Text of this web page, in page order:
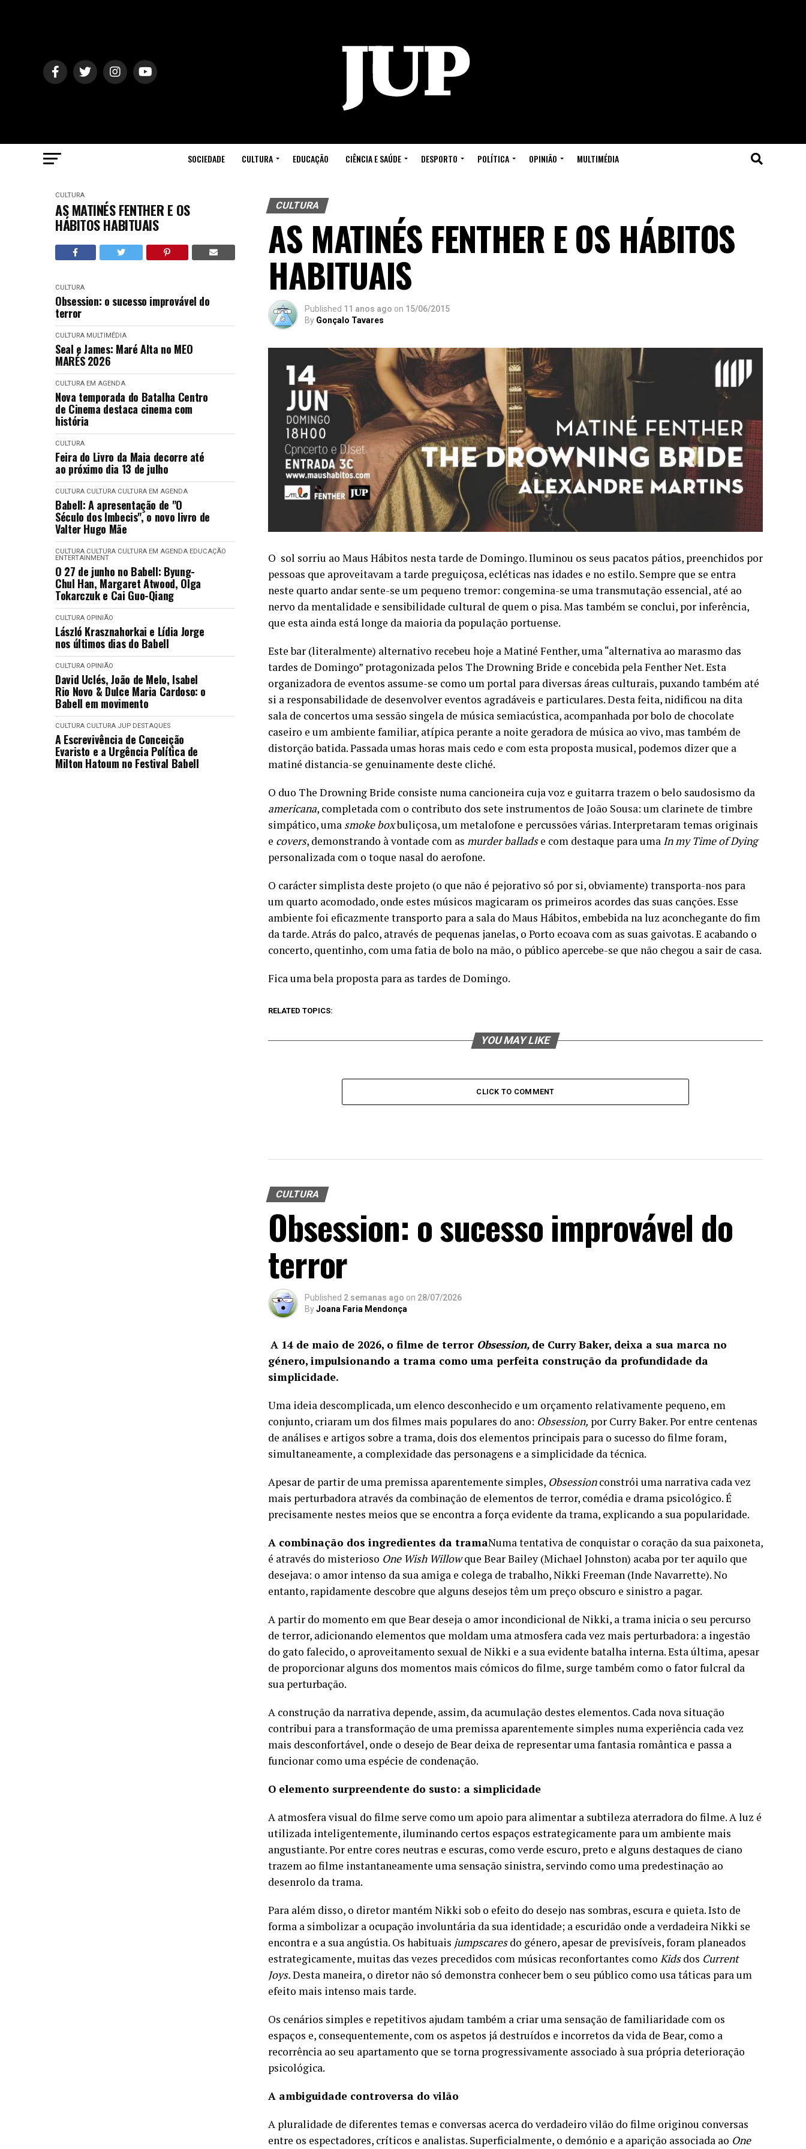
SOCIEDADE CULTURA EDUCAÇÃO CIÊNCIA E SAÚDE DESPORTO POLÍTICA OPINIÃO MULTIMÉDIA
CULTURA
AS MATINÉS FENTHER E OS
HÁBITOS HABITUAIS
CULTURA
Obsession: o sucesso improvável do
terror
CULTURA MULTIMÉDIA
Seal e James: Maré Alta no MEO
MARÉS 2026
CULTURA EM AGENDA
Nova temporada do Batalha Centro
de Cinema destaca cinema com
história
CULTURA
Feira do Livro da Maia decorre até
ao próximo dia 13 de julho
CULTURA CULTURA CULTURA EM AGENDA
Babell: A apresentação de "O
Século dos Imbecis", o novo livro de
Valter Hugo Mãe
CULTURA CULTURA CULTURA EM AGENDA EDUCAÇÃO
ENTERTAINMENT
O 27 de junho no Babell: Byung-
Chul Han, Margaret Atwood, Olga
Tokarczuk e Cai Guo-Qiang
CULTURA OPINIÃO
László Krasznahorkai e Lídia Jorge
nos últimos dias do Babell
CULTURA OPINIÃO
David Uclés, João de Melo, Isabel
Rio Novo & Dulce Maria Cardoso: o
Babell em movimento
CULTURA CULTURA JUP DESTAQUES
A Escrevivência de Conceição
Evaristo e a Urgência Política de
Milton Hatoum no Festival Babell
CULTURA
AS MATINÉS FENTHER E OS HÁBITOS
HABITUAIS
Published 11 anos ago on 15/06/2015
By Gonçalo Tavares
O sol sorriu ao Maus Hábitos nesta tarde de Domingo. Iluminou os seus pacatos pátios, preenchidos por
pessoas que aproveitavam a tarde preguiçosa, ecléticas nas idades e no estilo. Sempre que se entra
neste quarto andar sente-se um pequeno tremor: congemina-se uma transmutação essencial, até ao
nervo da mentalidade e sensibilidade cultural de quem o pisa. Mas também se conclui, por inferência,
que esta ainda está longe da maioria da população portuense.
Este bar (literalmente) alternativo recebeu hoje a Matiné Fenther, uma “alternativa ao marasmo das
tardes de Domingo” protagonizada pelos The Drowning Bride e concebida pela Fenther Net. Esta
organizadora de eventos assume-se como um portal para diversas áreas culturais, puxando também até
si a responsabilidade de desenvolver eventos agradáveis e particulares. Desta feita, nidificou na dita
sala de concertos uma sessão singela de música semiacústica, acompanhada por bolo de chocolate
caseiro e um ambiente familiar, atípica perante a noite geradora de música ao vivo, mas também de
distorção batida. Passada umas horas mais cedo e com esta proposta musical, podemos dizer que a
matiné distancia-se genuinamente deste cliché.
O duo The Drowning Bride consiste numa cancioneira cuja voz e guitarra trazem o belo saudosismo da
americana, completada com o contributo dos sete instrumentos de João Sousa: um clarinete de timbre
simpático, uma smoke boxbuliçosa, um metalofone e percussões várias. Interpretaram temas originais
e covers, demonstrando à vontade com as murder balladse com destaque para uma In my Time of Dying
personalizada com o toque nasal do aerofone.
O carácter simplista deste projeto (o que não é pejorativo só por si, obviamente) transporta-nos para
um quarto acomodado, onde estes músicos magicaram os primeiros acordes das suas canções. Esse
ambiente foi eficazmente transporto para a sala do Maus Hábitos, embebida na luz aconchegante do fim
da tarde. Atrás do palco, através de pequenas janelas, o Porto ecoava com as suas gaivotas. E acabando o
concerto, quentinho, com uma fatia de bolo na mão, o público apercebe-se que não chegou a sair de casa.
Fica uma bela proposta para as tardes de Domingo.
RELATED TOPICS:
YOU MAY LIKE
CLICK TO COMMENT
CULTURA
Obsession: o sucesso improvável do
terror
Published 2 semanas ago on 28/07/2026
ByJoana Faria Mendonça
A 14 de maio de 2026, o filme de terror Obsession, de Curry Baker, deixa a sua marca no
género, impulsionando a trama como uma perfeita construção da profundidade da
simplicidade.
Uma ideia descomplicada, um elenco desconhecido e um orçamento relativamente pequeno, em
conjunto, criaram um dos filmes mais populares do ano: Obsession, por Curry Baker. Por entre centenas
de análises e artigos sobre a trama, dois dos elementos principais para o sucesso do filme foram,
simultaneamente, a complexidade das personagens e a simplicidade da técnica.
Apesar de partir de uma premissa aparentemente simples, Obsessionconstrói uma narrativa cada vez
mais perturbadora através da combinação de elementos de terror, comédia e drama psicológico. É
precisamente nestes meios que se encontra a força evidente da trama, explicando a sua popularidade.
A combinação dos ingredientes da tramaNuma tentativa de conquistar o coração da sua paixoneta,
é através do misterioso One Wish Willowque Bear Bailey (Michael Johnston) acaba por ter aquilo que
desejava: o amor intenso da sua amiga e colega de trabalho, Nikki Freeman (Inde Navarrette). No
entanto, rapidamente descobre que alguns desejos têm um preço obscuro e sinistro a pagar.
A partir do momento em que Bear deseja o amor incondicional de Nikki, a trama inicia o seu percurso
de terror, adicionando elementos que moldam uma atmosfera cada vez mais perturbadora: a ingestão
do gato falecido, o aproveitamento sexual de Nikki e a sua evidente batalha interna. Esta última, apesar
de proporcionar alguns dos momentos mais cómicos do filme, surge também como o fator fulcral da
sua perturbação.
A construção da narrativa depende, assim, da acumulação destes elementos. Cada nova situação
contribui para a transformação de uma premissa aparentemente simples numa experiência cada vez
mais desconfortável, onde o desejo de Bear deixa de representar uma fantasia romântica e passa a
funcionar como uma espécie de condenação.
O elemento surpreendente do susto: a simplicidade
A atmosfera visual do filme serve como um apoio para alimentar a subtileza aterradora do filme. A luz é
utilizada inteligentemente, iluminando certos espaços estrategicamente para um ambiente mais
angustiante. Por entre cores neutras e escuras, como verde escuro, preto e alguns destaques de ciano
trazem ao filme instantaneamente uma sensação sinistra, servindo como uma predestinação ao
desenrolo da trama.
Para além disso, o diretor mantém Nikki sob o efeito do desejo nas sombras, escura e quieta. Isto de
forma a simbolizar a ocupação involuntária da sua identidade; a escuridão onde a verdadeira Nikki se
encontra e a sua angústia. Os habituais jumpscaresdo género, apesar de previsíveis, foram planeados
estrategicamente, muitas das vezes precedidos com músicas reconfortantes como Kidsdos Current
Joys.Desta maneira, o diretor não só demonstra conhecer bem o seu público como usa táticas para um
efeito mais intenso mais tarde.
Os cenários simples e repetitivos ajudam também a criar uma sensação de familiaridade com os
espaços e, consequentemente, com os aspetos já destruídos e incorretos da vida de Bear, como a
recorrência ao seu apartamento que se torna progressivamente associado à sua própria deterioração
psicológica.
A ambiguidade controversa do vilão
A pluralidade de diferentes temas e conversas acerca do verdadeiro vilão do filme originou conversas
entre os espectadores, críticos e analistas. Superficialmente, o demónio e a aparição associada ao One